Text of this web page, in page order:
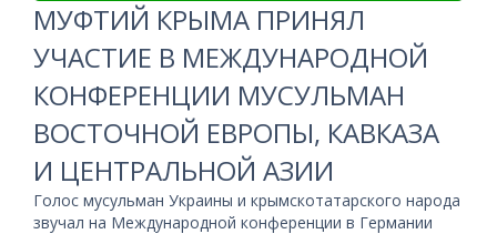
МУФТИЙ КРЫМА ПРИНЯЛ
УЧАСТИЕ В МЕЖДУНАРОДНОЙ
КОНФЕРЕНЦИИ МУСУЛЬМАН
ВОСТОЧНОЙ ЕВРОПЫ, КАВКАЗА
И ЦЕНТРАЛЬНОЙ АЗИИ
Голос мусульман Украины и крымскотатарского народа
звучал на Международной конференции в Германии